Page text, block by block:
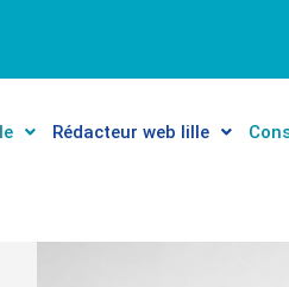
Rédacteur web lille